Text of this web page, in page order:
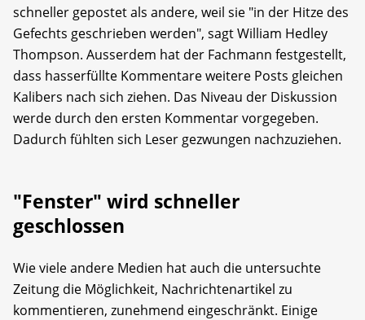
schneller gepostet als andere, weil sie "in der Hitze des
Gefechts geschrieben werden", sagt William Hedley
Thompson. Ausserdem hat der Fachmann festgestellt,
dass hasserfüllte Kommentare weitere Posts gleichen
Kalibers nach sich ziehen. Das Niveau der Diskussion
werde durch den ersten Kommentar vorgegeben.
Dadurch fühlten sich Leser gezwungen nachzuziehen.
"Fenster" wird schneller
geschlossen
Wie viele andere Medien hat auch die untersuchte
Zeitung die Möglichkeit, Nachrichtenartikel zu
kommentieren, zunehmend eingeschränkt. Einige